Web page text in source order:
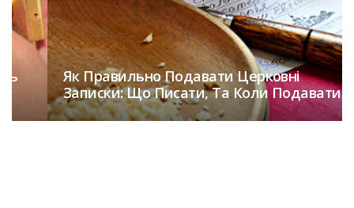
Як Правильно Подавати Церковні
Записки: Що Писати, Та Коли Подавати